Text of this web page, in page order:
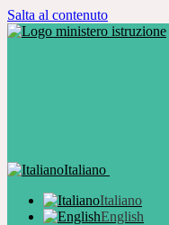
Salta al contenuto
Italiano
Italiano
English